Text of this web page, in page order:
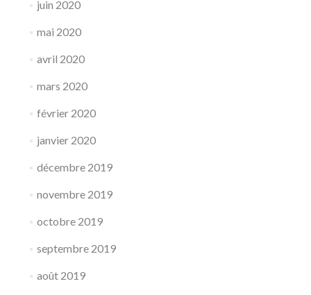
juin 2020
mai 2020
avril 2020
mars 2020
février 2020
janvier 2020
décembre 2019
novembre 2019
octobre 2019
septembre 2019
août 2019